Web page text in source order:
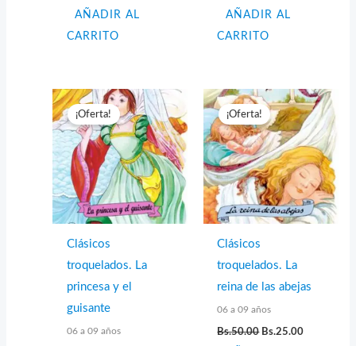
original
Bs.50.00.
AÑADIR AL
CARRITO
original
Bs.50.00.
AÑADIR AL
CARRITO
¡Oferta!
Clásicos
troquelados. La
princesa y el
guisante
06 a 09 años
¡Oferta!
Clásicos
troquelados. La
reina de las abejas
06 a 09 años
Bs.50.00 El
Bs.25.00